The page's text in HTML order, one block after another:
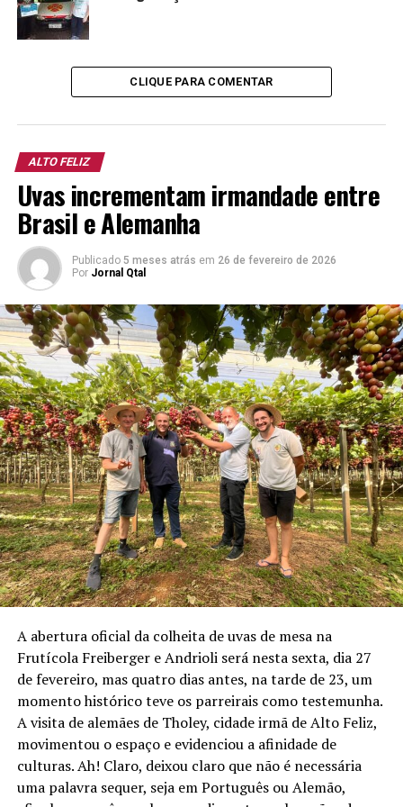
Tal a música que é fruto de dedicação e delicadeza, o
cultivo das uvas também se apresenta como parte da
vocação desta grande família, que de mãos dadas, traz a
cada ano algo novo, impressionante e memorável.
A safra das uvas de mesa, no Canto Canela, inicia
oficialmente em 16 de fevereiro de 2024, mas o encanto
das vinhas supera tempo e espaço. As imagens da
colheita feitas pelos visitantes há anos inundam as redes
sociais, maravilham a todos, mas tenha você leitor uma
só certeza: o visual é apenas uma das muitas sensações
que se tem por lá.
CLIQUE PARA COMENTAR
ALTO FELIZ
Uvas incrementam irmandade entre
Brasil e Alemanha
Publicado 5 meses atrás em 26 de fevereiro de 2026
Por Jornal Qtal
A abertura oficial da colheita de uvas de mesa na
Frutícola Freiberger e Andrioli será nesta sexta, dia 27
de fevereiro, mas quatro dias antes, na tarde de 23, um
momento histórico teve os parreirais como testemunha.
A visita de alemães de Tholey, cidade irmã de Alto Feliz,
movimentou o espaço e evidenciou a afinidade de
culturas. Ah! Claro, deixou claro que não é necessária
uma palavra sequer, seja em Português ou Alemão,